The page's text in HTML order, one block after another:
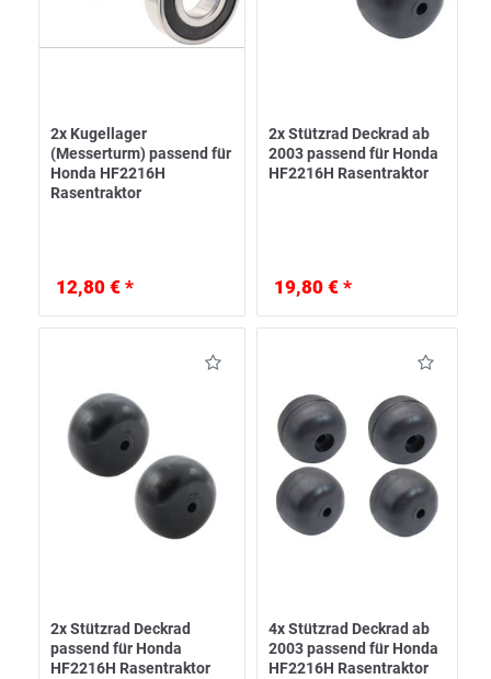
2x Kugellager
(Messerturm) passend für
Honda HF2216H
Rasentraktor
12,80 € *
2x Stützrad Deckrad ab
2003 passend für Honda
HF2216H Rasentraktor
19,80 € *
2x Stützrad Deckrad
passend für Honda
HF2216H Rasentraktor
4x Stützrad Deckrad ab
2003 passend für Honda
HF2216H Rasentraktor